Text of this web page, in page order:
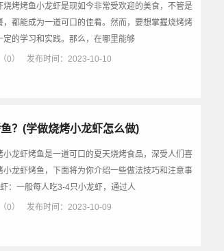
烤烤鱼小龙虾是现如今非常受欢迎的美食，不管是
都能成为一道可口的佳肴。然而，要想掌握烧烤烤
的学习和实践。那么，在哪里能够
0） 发布时间：2023-10-10
？(学做烧烤小龙虾怎么做)
龙虾烤鱼是一道可口的夏天烧烤食品，深受人们喜
小龙虾烤鱼，下面将为你介绍一些做法技巧和注意事
：一般每人吃3-4只小龙虾，通过人
0） 发布时间：2023-10-09